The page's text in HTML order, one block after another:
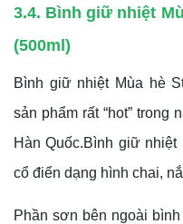
3.4. Bình giữ nhiệt
(500ml)
Bình giữ nhiệt Mùa hè
sản phẩm rất “hot” trong
Hàn Quốc.Bình giữ
cổ điển dạng hình chai,
Phần sơn bên ngoài